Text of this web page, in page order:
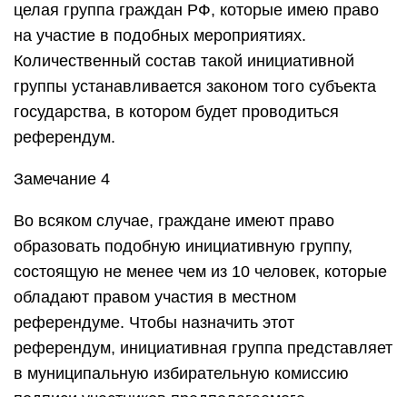
целая группа граждан РФ, которые имею право
на участие в подобных мероприятиях.
Количественный состав такой инициативной
группы устанавливается законом того субъекта
государства, в котором будет проводиться
референдум.
Замечание 4
Во всяком случае, граждане имеют право
образовать подобную инициативную группу,
состоящую не менее чем из 10 человек, которые
обладают правом участия в местном
референдуме. Чтобы назначить этот
референдум, инициативная группа представляет
в муниципальную избирательную комиссию